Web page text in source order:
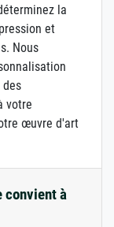
la
et
Nous
votre
œuvre d'art
convient à